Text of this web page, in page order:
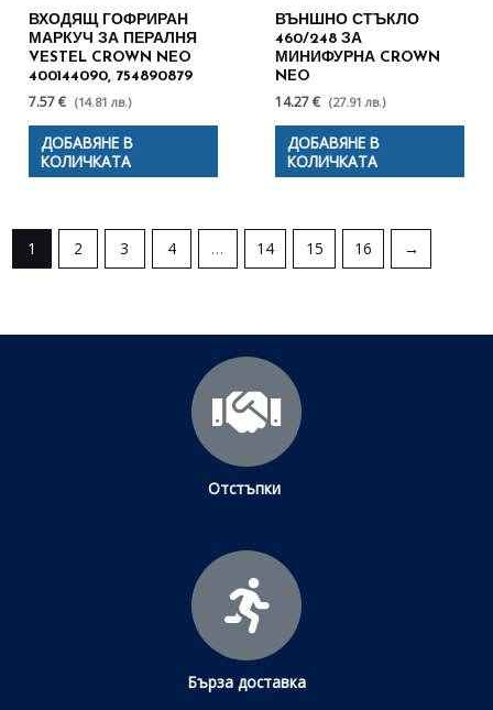
ВХОДЯЩ ГОФРИРАН
МАРКУЧ ЗА ПЕРАЛНЯ
VESTEL CROWN NEO
400144090, 754890879
7.57 € (14.81 лв.)
ДОБАВЯНЕ В
КОЛИЧКАТА
ВЪНШНО СТЪКЛО
460/248 ЗА
МИНИФУРНА CROWN
NEO
14.27 € (27.91 лв.)
ДОБАВЯНЕ В
КОЛИЧКАТА
1 2 3 4 … 14 15 16 →
Отстъпки
Бърза доставка